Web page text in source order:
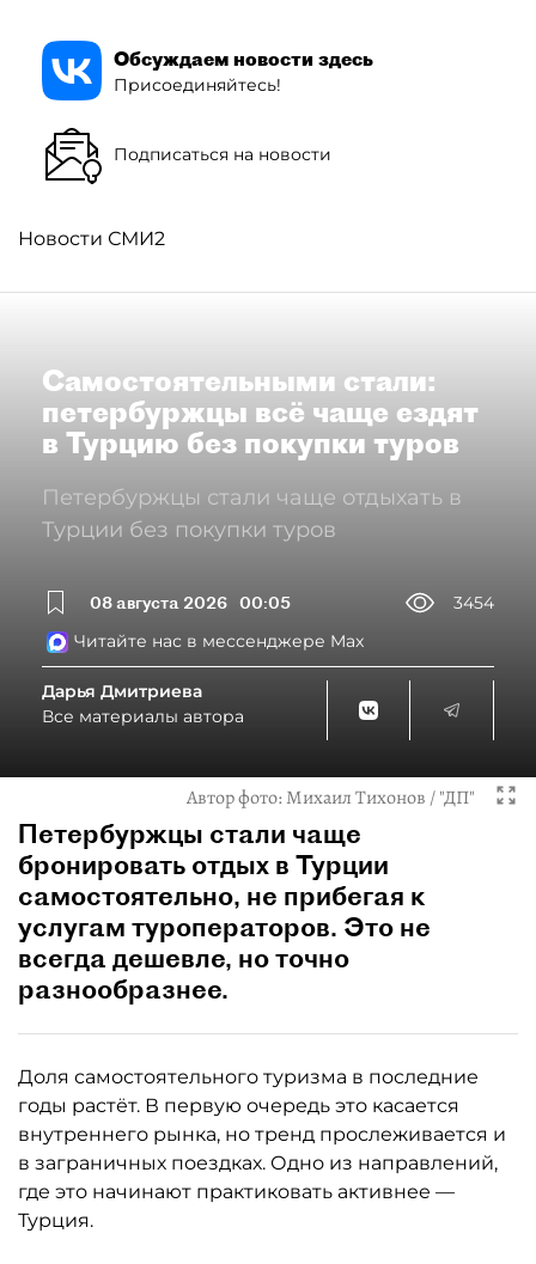
Обсуждаем новости здесь
Присоединяйтесь!
Подписаться на новости
Новости СМИ2
Самостоятельными стали:
петербуржцы всё чаще ездят
в Турцию без покупки туров
Петербуржцы стали чаще отдыхать в
Турции без покупки туров
08 августа 2026 00:05
3454
Читайте нас в мессенджере Max
Дарья Дмитриева
Все материалы автора
Автор фото:Михаил Тихонов / "ДП"
Петербуржцы стали чаще
бронировать отдых в Турции
самостоятельно, не прибегая к
услугам туроператоров. Это не
всегда дешевле, но точно
разнообразнее.
Доля самостоятельного туризма в последние
годы растёт. В первую очередь это касается
внутреннего рынка, но тренд прослеживается и
в заграничных поездках. Одно из направлений,
где это начинают практиковать активнее —
Турция.